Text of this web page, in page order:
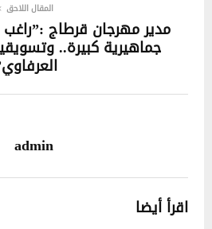
المقال اللاحق
مدير مهرجان قرطاج
جماهيرية كبيرة..
admin
اقرأ أيضا